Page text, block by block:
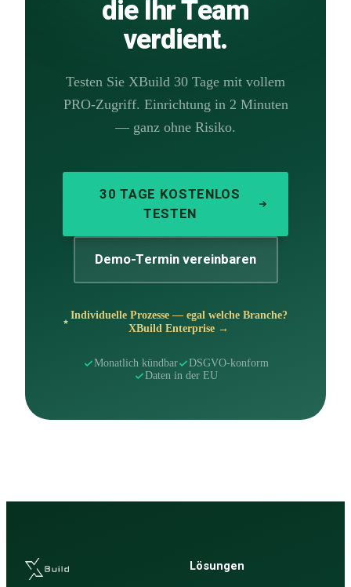
die Ihr Team
verdient.
Testen Sie XBuild 30 Tage mit vollem
PRO-Zugriff. Einrichtung in 2 Minuten
— ganz ohne Risiko.
30 TAGE KOSTENLOS
TESTEN
Demo-Termin vereinbaren
Individuelle Prozesse — egal welche Branche?
XBuild Enterprise →
Monatlich kündbar
DSGVO-konform
Daten in der EU
Lösungen